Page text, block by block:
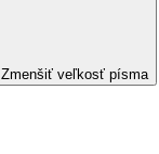
Zmenšiť veľkosť písma